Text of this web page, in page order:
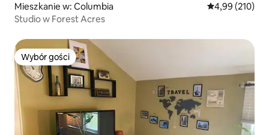
Mieszkanie w: Columbia Średnia
4,99 (210)
Studio w Forest Acres
Wybór gości
Wybór gości